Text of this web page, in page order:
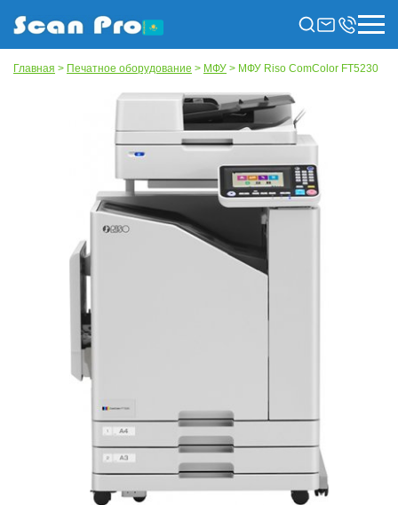
Главная > Печатное оборудование > МФУ > МФУ Riso ComColor FT5230